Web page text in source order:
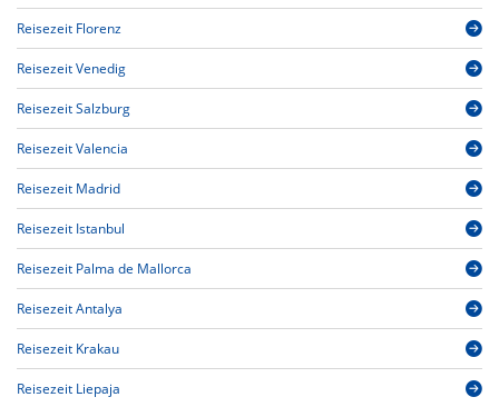
Reisezeit Florenz
Reisezeit Venedig
Reisezeit Salzburg
Reisezeit Valencia
Reisezeit Madrid
Reisezeit Istanbul
Reisezeit Palma de Mallorca
Reisezeit Antalya
Reisezeit Krakau
Reisezeit Liepaja